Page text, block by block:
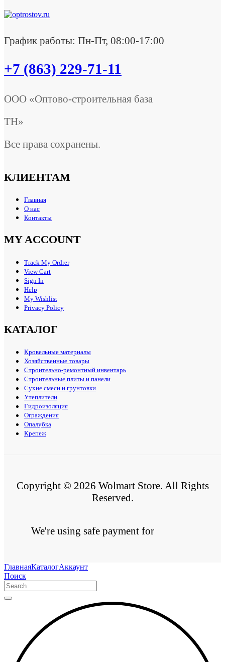
График работы: Пн-Пт, 08:00-17:00
+7 (863) 229-71-11
ООО «Оптово-строительная база
ТН»
Все права сохранены.
КЛИЕНТАМ
Главная
О нас
Контакты
MY ACCOUNT
Track My Ordrer
View Cart
Sign In
Help
My Wishlist
Privacy Policy
КАТАЛОГ
Кровельные материалы
Хозяйственные товары
Строительно-ремонтный инвентарь
Строительные плиты и панели
Сухие смеси и грунтовки
Утеплители
Гидроизоляция
Ограждения
Опалубка
Крепеж
Copyright © 2026 Wolmart Store. All Rights
Reserved.
We're using safe payment for
ГлавнаяКаталогАккаунт
Поиск